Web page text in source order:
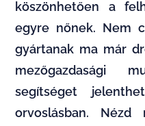
köszönhetően a
egyre nőnek. Nem
gyártanak ma már
mezőgazdasági
segítséget
orvoslásban.